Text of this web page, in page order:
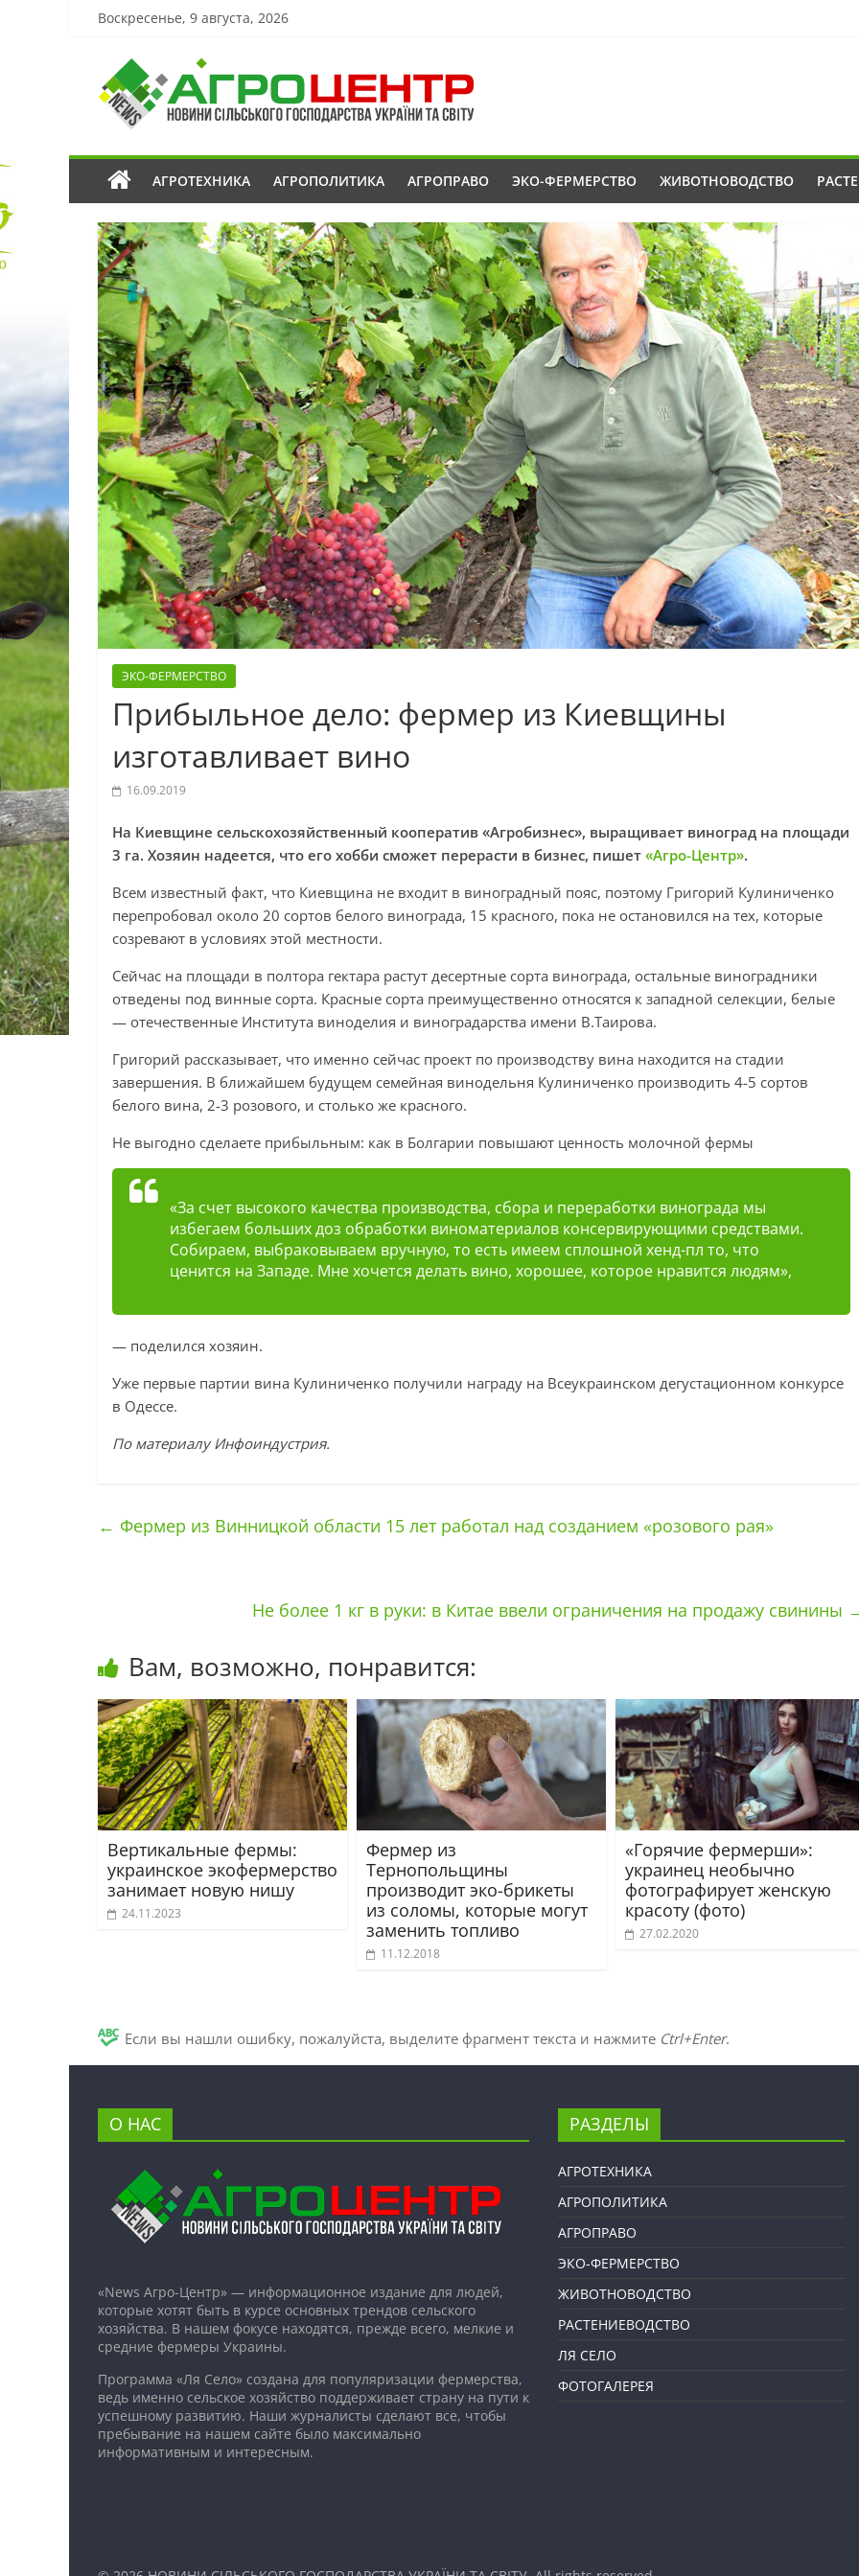
Воскресенье, 9 августа, 2026
АГРОТЕХНИКА АГРОПОЛИТИКА АГРОПРАВО ЭКО-ФЕРМЕРСТВО ЖИВОТНОВОДСТВО
ЭКО-ФЕРМЕРСТВО
Прибыльное дело: фермер из Киевщины
изготавливает вино
16.09.2019
На Киевщине сельскохозяйственный кооператив «Агробизнес», выращивает виноград на площади
3 га. Хозяин надеется, что его хобби сможет перерасти в бизнес, пишет «Агро-Центр».
Всем известный факт, что Киевщина не входит в виноградный пояс, поэтому Григорий Кулиниченко
перепробовал около 20 сортов белого винограда, 15 красного, пока не остановился на тех, которые
созревают в условиях этой местности.
Сейчас на площади в полтора гектара растут десертные сорта винограда, остальные виноградники
отведены под винные сорта. Красные сорта преимущественно относятся к западной селекции, белые
— отечественные Института виноделия и виноградарства имени В.Таирова.
Григорий рассказывает, что именно сейчас проект по производству вина находится на стадии
завершения. В ближайшем будущем семейная винодельня Кулиниченко производить 4-5 сортов
белого вина, 2-3 розового, и столько же красного.
Не выгодно сделаете прибыльным: как в Болгарии повышают ценность молочной фермы
«За счет высокого качества производства, сбора и переработки винограда мы
избегаем больших доз обработки виноматериалов консервирующими средствами.
Собираем, выбраковываем вручную, то есть имеем сплошной хенд-пл то, что
ценится на Западе. Мне хочется делать вино, хорошее, которое нравится людям»,
— поделился хозяин.
Уже первые партии вина Кулиниченко получили награду на Всеукраинском дегустационном конкурсе
в Одессе.
По материалу Инфоиндустрия.
← Фермер из Винницкой области 15 лет работал над созданием «розового рая»
Не более 1 кг в руки: в Китае ввели ограничения на продажу свинины
Вам, возможно, понравится:
Вертикальные фермы:
украинское экофермерство
занимает новую нишу
24.11.2023
Фермер из
Тернопольщины
производит эко-брикеты
из соломы, которые могут
заменить топливо
11.12.2018
«Горячие фермерши»:
украинец необычно
фотографирует женскую
красоту (фото)
27.02.2020
Если вы нашли ошибку, пожалуйста, выделите фрагмент текста и нажмите Ctrl+Enter.
О НАС
«News Агро-Центр» — информационное издание для людей,
которые хотят быть в курсе основных трендов сельского
хозяйства. В нашем фокусе находятся, прежде всего, мелкие и
средние фермеры Украины.
Программа «Ля Село» создана для популяризации фермерства,
ведь именно сельское хозяйство поддерживает страну на пути к
успешному развитию. Наши журналисты сделают все, чтобы
пребывание на нашем сайте было максимально
информативным и интересным.
РАЗДЕЛЫ
АГРОТЕХНИКА
АГРОПОЛИТИКА
АГРОПРАВО
ЭКО-ФЕРМЕРСТВО
ЖИВОТНОВОДСТВО
РАСТЕНИЕВОДСТВО
ЛЯ СЕЛО
ФОТОГАЛЕРЕЯ